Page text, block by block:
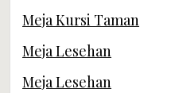
Meja Kursi Taman
Meja Lesehan
Meja Lesehan